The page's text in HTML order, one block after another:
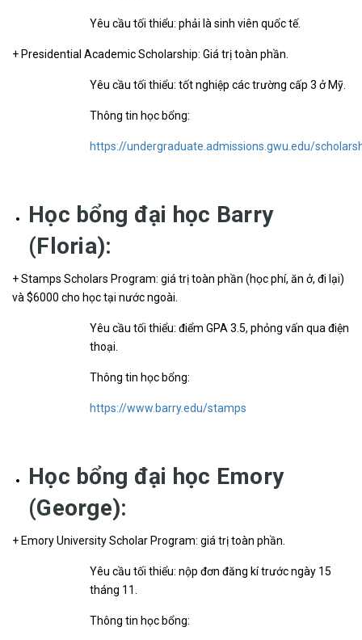
Yêu cầu tối thiểu: phải là sinh viên quốc tế.
+ Presidential Academic Scholarship: Giá trị toàn phần.
Yêu cầu tối thiểu: tốt nghiệp các trường cấp 3 ở Mỹ.
Thông tin học bổng:
https://undergraduate.admissions.gwu.edu/
Học bổng đại học Barry
(Floria):
+ Stamps Scholars Program: giá trị toàn phần (học phí, ăn ở, đi lại)
và $6000 cho học tại nước ngoài.
Yêu cầu tối thiểu: điểm GPA 3.5, phỏng vấn qua điện
thoại.
Thông tin học bổng:
https://www.barry.edu/stamps
Học bổng đại học Emory
(George):
+ Emory University Scholar Program: giá trị toàn phần.
Yêu cầu tối thiểu: nộp đơn đăng kí trước ngày 15
tháng 11.
Thông tin học bổng: